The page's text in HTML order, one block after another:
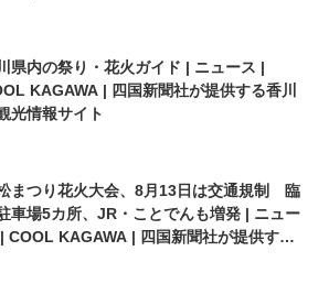
県内の祭り・花火ガイド | ニュース |
KAGAWA | 四国新聞社が提供する香川
光情報サイト
まつり花火大会、8月13日は交通規制 臨
車場5カ所、JR・ことでんも増発 | ニュー
COOL KAGAWA | 四国新聞社が提供する